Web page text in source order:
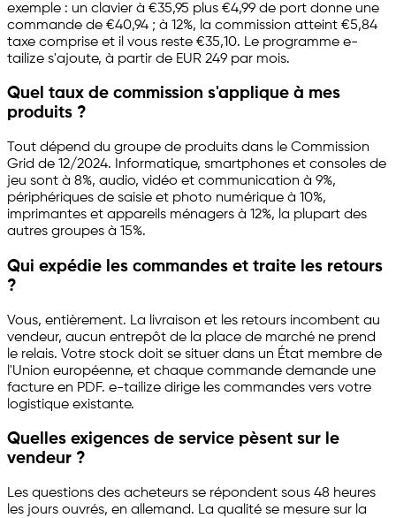
exemple : un clavier à €35,95 plus €4,99 de port donne une
commande de €40,94 ; à 12%, la commission atteint €5,84
taxe comprise et il vous reste €35,10. Le programme e-
tailize s'ajoute, à partir de EUR 249 par mois.
Quel taux de commission s'applique à mes
produits ?
Tout dépend du groupe de produits dans le Commission
Grid de 12/2024. Informatique, smartphones et consoles de
jeu sont à 8%, audio, vidéo et communication à 9%,
périphériques de saisie et photo numérique à 10%,
imprimantes et appareils ménagers à 12%, la plupart des
autres groupes à 15%.
Qui expédie les commandes et traite les retours
?
Vous, entièrement. La livraison et les retours incombent au
vendeur, aucun entrepôt de la place de marché ne prend
le relais. Votre stock doit se situer dans un État membre de
l'Union européenne, et chaque commande demande une
facture en PDF. e-tailize dirige les commandes vers votre
logistique existante.
Quelles exigences de service pèsent sur le
vendeur ?
Les questions des acheteurs se répondent sous 48 heures
les jours ouvrés, en allemand. La qualité se mesure sur la